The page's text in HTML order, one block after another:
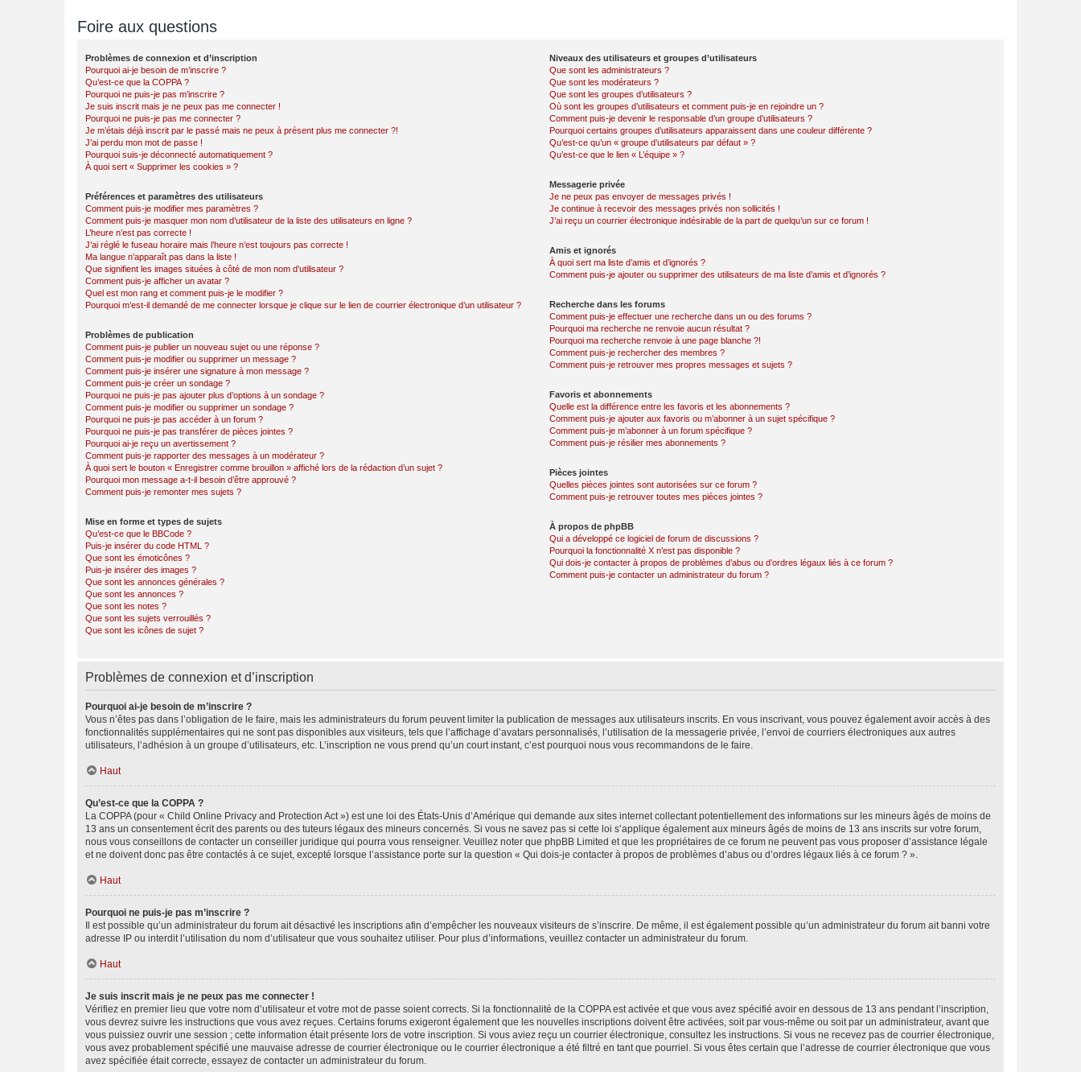
Foire aux questions
Problèmes de connexion et d’inscription
Pourquoi ai-je besoin de m’inscrire ?
Qu’est-ce que la COPPA ?
Pourquoi ne puis-je pas m’inscrire ?
Je suis inscrit mais je ne peux pas me connecter !
Pourquoi ne puis-je pas me connecter ?
Je m’étais déjà inscrit par le passé mais ne peux à présent plus me connecter ?!
J’ai perdu mon mot de passe !
Pourquoi suis-je déconnecté automatiquement ?
À quoi sert « Supprimer les cookies » ?
Préférences et paramètres des utilisateurs
Comment puis-je modifier mes paramètres ?
Comment puis-je masquer mon nom d’utilisateur de la liste des utilisateurs en ligne ?
L’heure n’est pas correcte !
J’ai réglé le fuseau horaire mais l’heure n’est toujours pas correcte !
Ma langue n’apparaît pas dans la liste !
Que signifient les images situées à côté de mon nom d’utilisateur ?
Comment puis-je afficher un avatar ?
Quel est mon rang et comment puis-je le modifier ?
Pourquoi m’est-il demandé de me connecter lorsque je clique sur le lien de courrier électronique d’un utilisateur ?
Problèmes de publication
Comment puis-je publier un nouveau sujet ou une réponse ?
Comment puis-je modifier ou supprimer un message ?
Comment puis-je insérer une signature à mon message ?
Comment puis-je créer un sondage ?
Pourquoi ne puis-je pas ajouter plus d’options à un sondage ?
Comment puis-je modifier ou supprimer un sondage ?
Pourquoi ne puis-je pas accéder à un forum ?
Pourquoi ne puis-je pas transférer de pièces jointes ?
Pourquoi ai-je reçu un avertissement ?
Comment puis-je rapporter des messages à un modérateur ?
À quoi sert le bouton « Enregistrer comme brouillon » affiché lors de la rédaction d’un sujet ?
Pourquoi mon message a-t-il besoin d’être approuvé ?
Comment puis-je remonter mes sujets ?
Mise en forme et types de sujets
Qu’est-ce que le BBCode ?
Puis-je insérer du code HTML ?
Que sont les émoticônes ?
Puis-je insérer des images ?
Que sont les annonces générales ?
Que sont les annonces ?
Que sont les notes ?
Que sont les sujets verrouillés ?
Que sont les icônes de sujet ?
Niveaux des utilisateurs et groupes d’utilisateurs
Que sont les administrateurs ?
Que sont les modérateurs ?
Que sont les groupes d’utilisateurs ?
Où sont les groupes d’utilisateurs et comment puis-je en rejoindre un ?
Comment puis-je devenir le responsable d’un groupe d’utilisateurs ?
Pourquoi certains groupes d’utilisateurs apparaissent dans une couleur différente ?
Qu’est-ce qu’un « groupe d’utilisateurs par défaut » ?
Qu’est-ce que le lien « L’équipe » ?
Messagerie privée
Je ne peux pas envoyer de messages privés !
Je continue à recevoir des messages privés non sollicités !
J’ai reçu un courrier électronique indésirable de la part de quelqu’un sur ce forum !
Amis et ignorés
À quoi sert ma liste d’amis et d’ignorés ?
Comment puis-je ajouter ou supprimer des utilisateurs de ma liste d’amis et d’ignorés ?
Recherche dans les forums
Comment puis-je effectuer une recherche dans un ou des forums ?
Pourquoi ma recherche ne renvoie aucun résultat ?
Pourquoi ma recherche renvoie à une page blanche ?!
Comment puis-je rechercher des membres ?
Comment puis-je retrouver mes propres messages et sujets ?
Favoris et abonnements
Quelle est la différence entre les favoris et les abonnements ?
Comment puis-je ajouter aux favoris ou m’abonner à un sujet spécifique ?
Comment puis-je m’abonner à un forum spécifique ?
Comment puis-je résilier mes abonnements ?
Pièces jointes
Quelles pièces jointes sont autorisées sur ce forum ?
Comment puis-je retrouver toutes mes pièces jointes ?
À propos de phpBB
Qui a développé ce logiciel de forum de discussions ?
Pourquoi la fonctionnalité X n’est pas disponible ?
Qui dois-je contacter à propos de problèmes d’abus ou d’ordres légaux liés à ce forum ?
Comment puis-je contacter un administrateur du forum ?
Problèmes de connexion et d’inscription
Pourquoi ai-je besoin de m’inscrire ?
Vous n’êtes pas dans l’obligation de le faire, mais les administrateurs du forum peuvent limiter la publication de messages aux utilisateurs inscrits. En vous inscrivant, vous pouvez également avoir accès à des
fonctionnalités supplémentaires qui ne sont pas disponibles aux visiteurs, tels que l’affichage d’avatars personnalisés, l’utilisation de la messagerie privée, l’envoi de courriers électroniques aux autres
utilisateurs, l’adhésion à un groupe d’utilisateurs, etc. L’inscription ne vous prend qu’un court instant, c’est pourquoi nous vous recommandons de le faire.
Haut
Qu’est-ce que la COPPA ?
La COPPA (pour « Child Online Privacy and Protection Act ») est une loi des États-Unis d’Amérique qui demande aux sites internet collectant potentiellement des informations sur les mineurs âgés de moins de
13 ans un consentement écrit des parents ou des tuteurs légaux des mineurs concernés. Si vous ne savez pas si cette loi s’applique également aux mineurs âgés de moins de 13 ans inscrits sur votre forum,
nous vous conseillons de contacter un conseiller juridique qui pourra vous renseigner. Veuillez noter que phpBB Limited et que les propriétaires de ce forum ne peuvent pas vous proposer d’assistance légale
et ne doivent donc pas être contactés à ce sujet, excepté lorsque l’assistance porte sur la question « Qui dois-je contacter à propos de problèmes d’abus ou d’ordres légaux liés à ce forum ? ».
Haut
Pourquoi ne puis-je pas m’inscrire ?
Il est possible qu’un administrateur du forum ait désactivé les inscriptions afin d’empêcher les nouveaux visiteurs de s’inscrire. De même, il est également possible qu’un administrateur du forum ait banni votre
adresse IP ou interdit l’utilisation du nom d’utilisateur que vous souhaitez utiliser. Pour plus d’informations, veuillez contacter un administrateur du forum.
Haut
Je suis inscrit mais je ne peux pas me connecter !
Vérifiez en premier lieu que votre nom d’utilisateur et votre mot de passe soient corrects. Si la fonctionnalité de la COPPA est activée et que vous avez spécifié avoir en dessous de 13 ans pendant l’inscription,
vous devrez suivre les instructions que vous avez reçues. Certains forums exigeront également que les nouvelles inscriptions doivent être activées, soit par vous-même ou soit par un administrateur, avant que
vous puissiez ouvrir une session ; cette information était présente lors de votre inscription. Si vous aviez reçu un courrier électronique, consultez les instructions. Si vous ne recevez pas de courrier électronique,
vous avez probablement spécifié une mauvaise adresse de courrier électronique ou le courrier électronique a été filtré en tant que pourriel. Si vous êtes certain que l’adresse de courrier électronique que vous
avez spécifiée était correcte, essayez de contacter un administrateur du forum.